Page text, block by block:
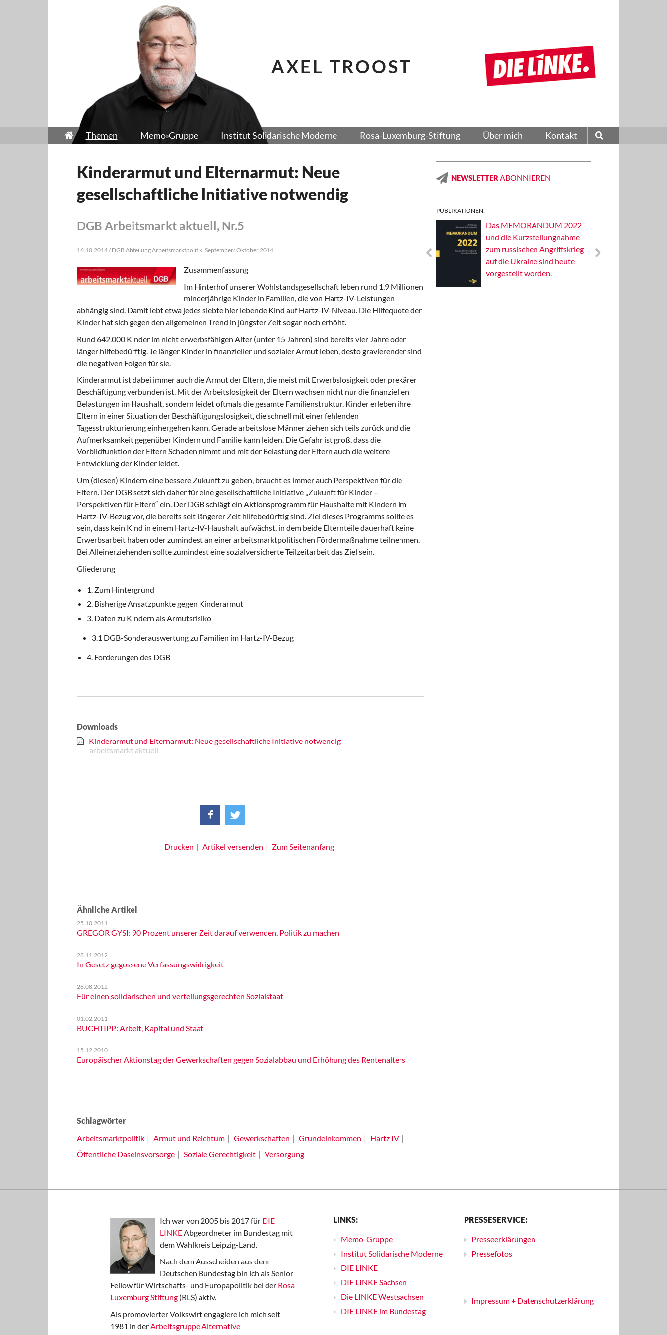
AXEL TROOST
Themen Memo-Gruppe Institut Solidarische Moderne Rosa-Luxemburg-Stiftung Über mich Kontakt
Kinderarmut und Elternarmut: Neue
gesellschaftliche Initiative notwendig
DGB Arbeitsmarkt aktuell, Nr.5
16.10.2014 / DGB Abteilung Arbeitsmarktpolitik, September/ Oktober 2014
Zusammenfassung
Im Hinterhof unserer Wohlstandsgesellschaft leben rund 1,9 Millionen
minderjährige Kinder in Familien, die von Hartz-IV-Leistungen
abhängig sind. Damit lebt etwa jedes siebte hier lebende Kind auf Hartz-IV-Niveau. Die Hilfequote der
Kinder hat sich gegen den allgemeinen Trend in jüngster Zeit sogar noch erhöht.
Rund 642.000 Kinder im nicht erwerbsfähigen Alter (unter 15 Jahren) sind bereits vier Jahre oder
länger hilfebedürftig. Je länger Kinder in finanzieller und sozialer Armut leben, desto gravierender sind
die negativen Folgen für sie.
Kinderarmut ist dabei immer auch die Armut der Eltern, die meist mit Erwerbslosigkeit oder prekärer
Beschäftigung verbunden ist. Mit der Arbeitslosigkeit der Eltern wachsen nicht nur die finanziellen
Belastungen im Haushalt, sondern leidet oftmals die gesamte Familienstruktur. Kinder erleben ihre
Eltern in einer Situation der Beschäftigungslosigkeit, die schnell mit einer fehlenden
Tagesstrukturierung einhergehen kann. Gerade arbeitslose Männer ziehen sich teils zurück und die
Aufmerksamkeit gegenüber Kindern und Familie kann leiden. Die Gefahr ist groß, dass die
Vorbildfunktion der Eltern Schaden nimmt und mit der Belastung der Eltern auch die weitere
Entwicklung der Kinder leidet.
Um (diesen) Kindern eine bessere Zukunft zu geben, braucht es immer auch Perspektiven für die
Eltern. Der DGB setzt sich daher für eine gesellschaftliche Initiative „Zukunft für Kinder –
Perspektiven für Eltern“ ein. Der DGB schlägt ein Aktionsprogramm für Haushalte mit Kindern im
Hartz-IV-Bezug vor, die bereits seit längerer Zeit hilfebedürftig sind. Ziel dieses Programms sollte es
sein, dass kein Kind in einem Hartz-IV-Haushalt aufwächst, in dem beide Elternteile dauerhaft keine
Erwerbsarbeit haben oder zumindest an einer arbeitsmarktpolitischen Fördermaßnahme teilnehmen.
Bei Alleinerziehenden sollte zumindest eine sozialversicherte Teilzeitarbeit das Ziel sein.
Gliederung
1. Zum Hintergrund
2. Bisherige Ansatzpunkte gegen Kinderarmut
3. Daten zu Kindern als Armutsrisiko
3.1 DGB-Sonderauswertung zu Familien im Hartz-IV-Bezug
4. Forderungen des DGB
Downloads
Kinderarmut und Elternarmut: Neue gesellschaftliche Initiative notwendig
arbeitsmarkt aktuell
Drucken Artikel versenden Zum Seitenanfang
Ähnliche Artikel
25.10.2011
GREGOR GYSI: 90 Prozent unserer Zeit darauf verwenden, Politik zu machen
28.11.2012
In Gesetz gegossene Verfassungswidrigkeit
28.08.2012
Für einen solidarischen und verteilungsgerechten Sozialstaat
01.02.2011
BUCHTIPP: Arbeit, Kapital und Staat
15.12.2010
Europäischer Aktionstag der Gewerkschaften gegen Sozialabbau und Erhöhung des Rentenalters
Schlagwörter
Arbeitsmarktpolitik
Armut und Reichtum Gewerkschaften Grundeinkommen
Hartz IV
Öffentliche Daseinsvorsorge
Soziale Gerechtigkeit Versorgung
NEWSLETTER ABONNIEREN
PUBLIKATIONEN:
Das MEMORANDUM 2022
und die Kurzstellungnahme
zum russischen Angriffskrieg
auf die Ukraine sind heute
vorgestellt worden.
Ich war von 2005 bis 2017 für DIE
LINKEAbgeordneter im Bundestag mit
dem Wahlkreis Leipzig-Land.
Nach dem Ausscheiden aus dem
Deutschen Bundestag bin ich als Senior
Fellow für Wirtschafts- und Europapolitik bei der Rosa
Luxemburg Stiftung (RLS) aktiv.
Als promovierter Volkswirt engagiere ich mich seit
1981 in derArbeitsgruppe Alternative
LINKS:
Memo-Gruppe
Institut Solidarische Moderne
DIE LINKE
DIE LINKE Sachsen
Die LINKE Westsachsen
DIE LINKE im Bundestag
PRESSESERVICE:
Presseerklärungen
Pressefotos
Impressum + Datenschutzerklärung